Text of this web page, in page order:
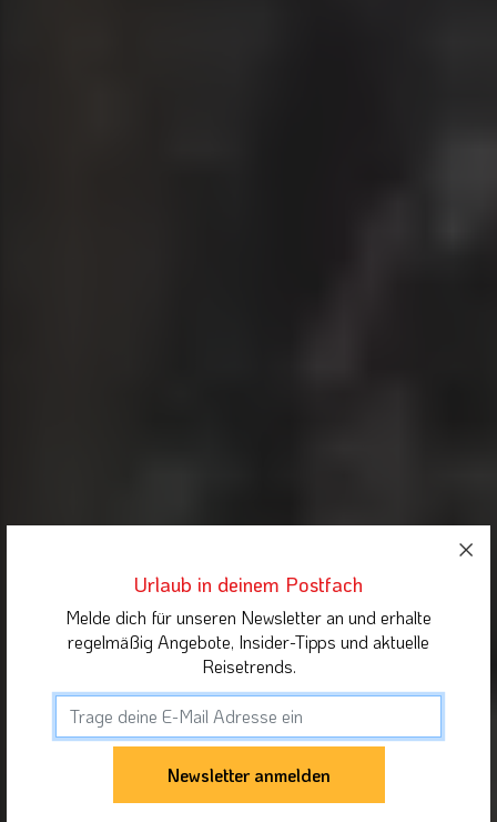
Urlaub in deinem Postfach
Melde dich für unseren Newsletter an und erhalte
regelmäßig Angebote, Insider-Tipps und aktuelle
Reisetrends.